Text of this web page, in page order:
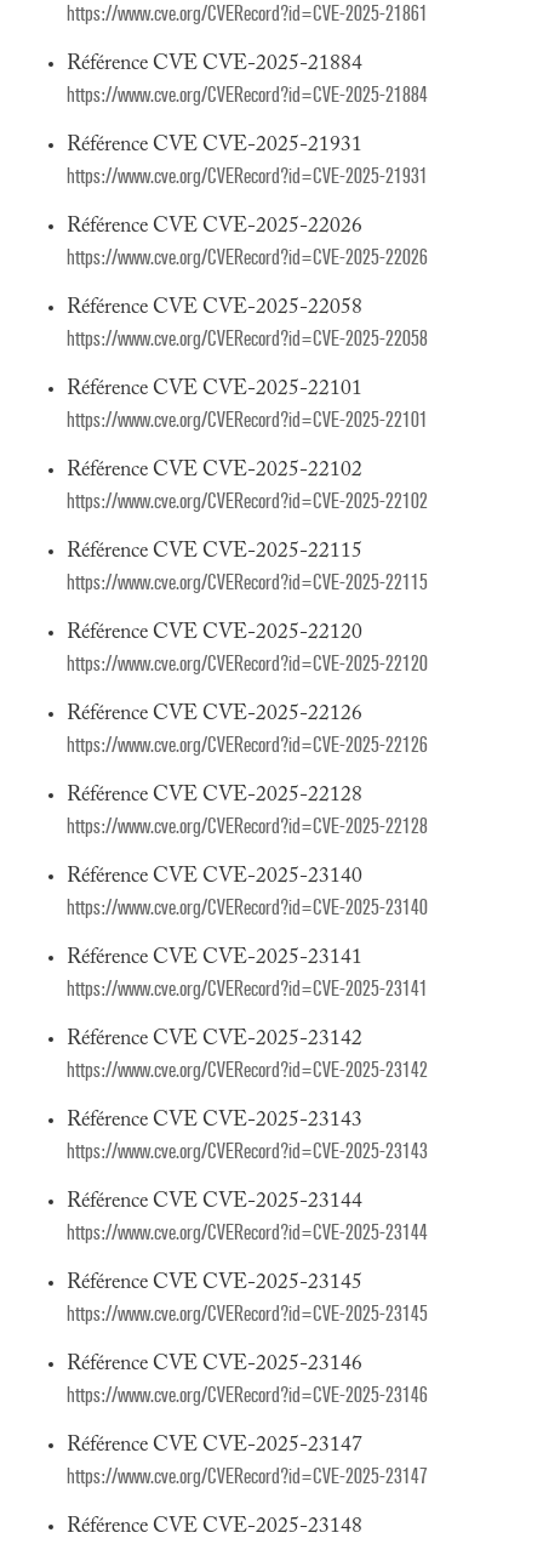
https://www.cve.org/CVERecord?id=CVE-2025-21861
Référence CVE CVE-2025-21884
https://www.cve.org/CVERecord?id=CVE-2025-21884
Référence CVE CVE-2025-21931
https://www.cve.org/CVERecord?id=CVE-2025-21931
Référence CVE CVE-2025-22026
https://www.cve.org/CVERecord?id=CVE-2025-22026
Référence CVE CVE-2025-22058
https://www.cve.org/CVERecord?id=CVE-2025-22058
Référence CVE CVE-2025-22101
https://www.cve.org/CVERecord?id=CVE-2025-22101
Référence CVE CVE-2025-22102
https://www.cve.org/CVERecord?id=CVE-2025-22102
Référence CVE CVE-2025-22115
https://www.cve.org/CVERecord?id=CVE-2025-22115
Référence CVE CVE-2025-22120
https://www.cve.org/CVERecord?id=CVE-2025-22120
Référence CVE CVE-2025-22126
https://www.cve.org/CVERecord?id=CVE-2025-22126
Référence CVE CVE-2025-22128
https://www.cve.org/CVERecord?id=CVE-2025-22128
Référence CVE CVE-2025-23140
https://www.cve.org/CVERecord?id=CVE-2025-23140
Référence CVE CVE-2025-23141
https://www.cve.org/CVERecord?id=CVE-2025-23141
Référence CVE CVE-2025-23142
https://www.cve.org/CVERecord?id=CVE-2025-23142
Référence CVE CVE-2025-23143
https://www.cve.org/CVERecord?id=CVE-2025-23143
Référence CVE CVE-2025-23144
https://www.cve.org/CVERecord?id=CVE-2025-23144
Référence CVE CVE-2025-23145
https://www.cve.org/CVERecord?id=CVE-2025-23145
Référence CVE CVE-2025-23146
https://www.cve.org/CVERecord?id=CVE-2025-23146
Référence CVE CVE-2025-23147
https://www.cve.org/CVERecord?id=CVE-2025-23147
Référence CVE CVE-2025-23148